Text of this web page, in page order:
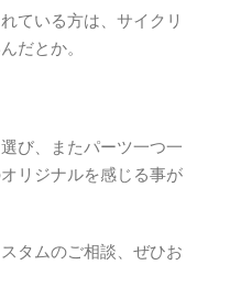
ている方は、サイクリ
だとか。
び、またパーツ一つ一
リジナルを感じる事が
タムのご相談、ぜひお